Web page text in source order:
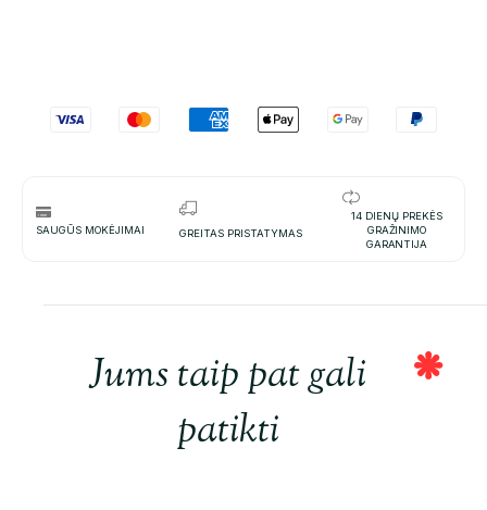
SAUGŪS MOKĖJIMAI GREITAS PRISTATYMAS
14 DIENŲ PREKĖS
GRAŽINIMO
GARANTIJA
Jums taip pat gali
patikti